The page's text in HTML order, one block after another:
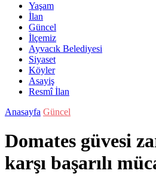
Yaşam
İlan
Güncel
İlçemiz
Ayvacık Belediyesi
Siyaset
Köyler
Asayiş
Resmî İlan
Anasayfa Güncel
Domates güvesi
karşı başarılı